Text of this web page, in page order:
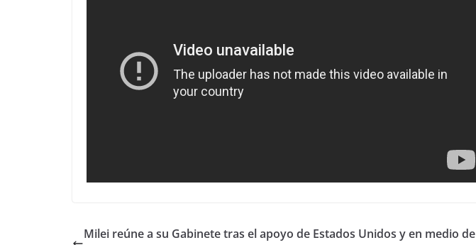
Milei reúne a su Gabinete tras el apoyo de Estados Unidos y en medio de